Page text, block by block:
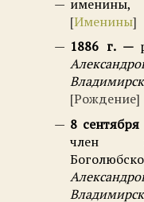
Именины
1886 г.
Рождение
8
член